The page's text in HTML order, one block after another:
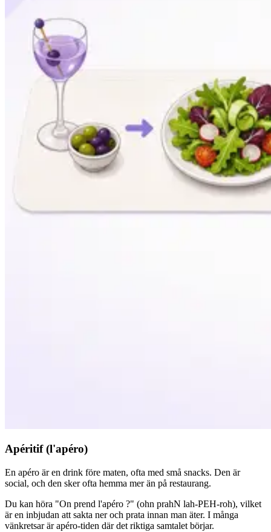
Apéritif (l'apéro)
En apéro är en drink före maten, ofta med små snacks. Den är
social, och den sker ofta hemma mer än på restaurang.
Du kan höra "On prend l'apéro ?" (ohn prahN lah-PEH-roh), vilket
är en inbjudan att sakta ner och prata innan man äter. I många
vänkretsar är apéro-tiden där det riktiga samtalet börjar.